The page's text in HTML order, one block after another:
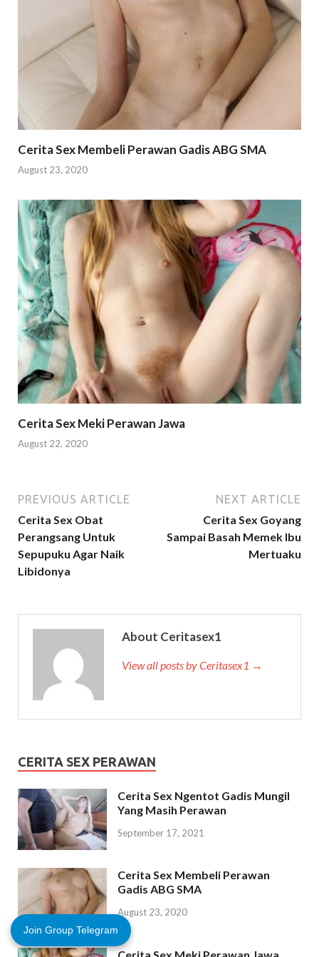
Cerita Sex Membeli Perawan Gadis ABG SMA
August 23, 2020
Cerita Sex Meki Perawan Jawa
August 22, 2020
PREVIOUS ARTICLE
Cerita Sex Obat
Perangsang Untuk
Sepupuku Agar Naik
Libidonya
NEXT ARTICLE
Cerita Sex Goyang
Sampai Basah Memek Ibu
Mertuaku
About Ceritasex1
View all posts by Ceritasex1 →
CERITA SEX PERAWAN
Cerita Sex Ngentot Gadis Mungil
Yang Masih Perawan
September 17, 2021
Cerita Sex Membeli Perawan
Gadis ABG SMA
August 23, 2020
Cerita Sex Meki Perawan Jawa
Join Group Telegram